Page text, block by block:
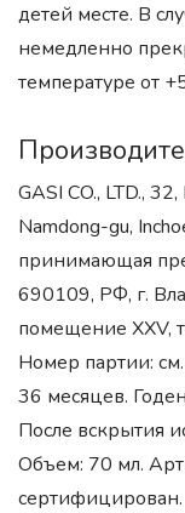
детей месте. В
немедленно
температуре от
GASI CO., LTD.,
Namdong-gu,
принимающая
690109, РФ, г.
помещение XXV,
Номер партии:
36 месяцев.
После вскрытия
Объем: 70 мл.
сертифицирован.